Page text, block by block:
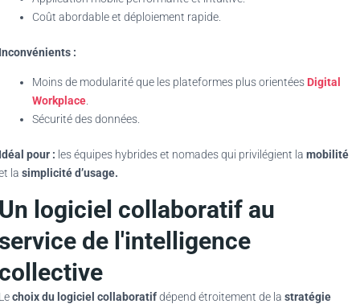
Coût abordable et déploiement rapide.
:
Moins de modularité que les plateformes plus orientées Digital
Workplace
Sécurité des données.
pour : les équipes hybrides et nomades qui privilégient la mobilité
la simplicité d’usage.
logiciel collaboratif au
de l'intelligence
choix du logiciel collaboratifdépend étroitement de la stratégie